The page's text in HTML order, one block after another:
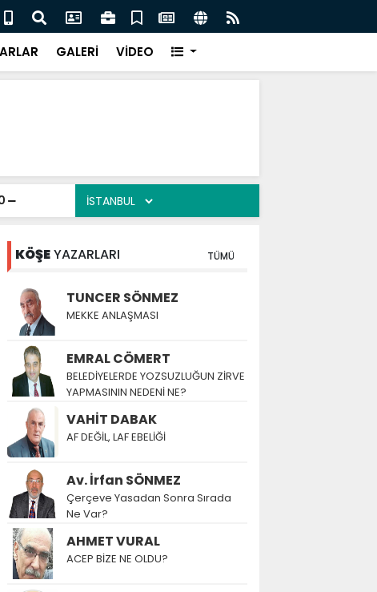
yasası taslağını Bakan Gürlek'e sundu
GALERİ VİDEO
KÖŞEYAZARLARI TÜMÜ
TUNCER SÖNMEZ
MEKKE ANLAŞMASI
EMRAL CÖMERT
BELEDİYELERDE YOZSUZLUĞUN ZİRVE
YAPMASININ NEDENİ NE?
VAHİT DABAK
AF DEĞİL, LAF EBELİĞİ
Av. İrfan SÖNMEZ
Çerçeve Yasadan Sonra Sırada
Ne Var?
AHMET VURAL
ACEP BİZE NE OLDU?